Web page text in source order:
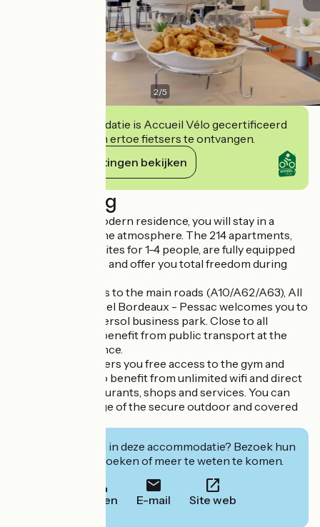
2/5
Deze accommodatie is Accueil Vélo gecertificeerd
en verbindt zich ertoe fietsers te ontvangen.
Haar verplichtingen bekijken
Beschrijving
In this new and modern residence, you will stay in a
relaxing and serene atmosphere. The 214 apartments,
from studios to suites for 1-4 people, are fully equipped
with a kitchenette and offer you total freedom during
With direct access to the main roads (A10/A62/A63), All
Suites Appart Hôtel Bordeaux - Pessac welcomes you to
the heart of the Bersol business park. Close to all
services, you will benefit from public transport at the
foot of the residence.
The residence offers you free access to the gym and
sauna, you will also benefit from unlimited wifi and direct
proximity to restaurants, shops and services. You can
also take advantage of the secure outdoor and covered
Geïnteresseerd in deze accommodatie? Bezoek hun
website om te boeken of meer te weten te komen.
Bellen E-mail Site web